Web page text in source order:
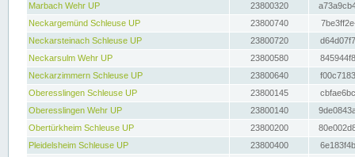
Marbach Wehr UP
23800320
Neckargemünd Schleuse UP
23800740
Neckarsteinach Schleuse UP
23800720
Neckarsulm Wehr UP
23800580
Neckarzimmern Schleuse UP
23800640
Oberesslingen Schleuse UP
23800145
Oberesslingen Wehr UP
23800140
Obertürkheim Schleuse UP
23800200
Pleidelsheim Schleuse UP
23800400